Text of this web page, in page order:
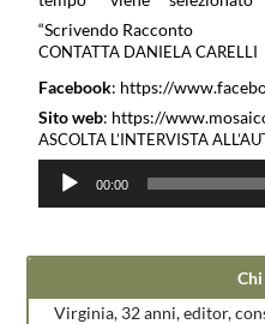
“Scrivendo Racconto
CONTATTA DANIELA CARELLI
Facebook: https://
Sito web: https://
ASCOLTA L’INTERVISTA
Audio
Player
00:00
Virginia, 32 anni, editor,